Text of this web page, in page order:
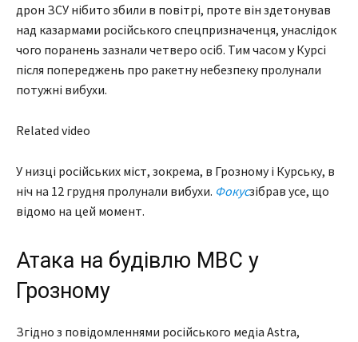
дрон ЗСУ нібито збили в повітрі, проте він здетонував
над казармами російського спецпризначенця, унаслідок
чого поранень зазнали четверо осіб. Тим часом у Курсі
після попереджень про ракетну небезпеку пролунали
потужні вибухи.
Related video
У низці російських міст, зокрема, в Грозному і Курську, в
ніч на 12 грудня пролунали вибухи. Фокусзібрав усе, що
відомо на цей момент.
Атака на будівлю МВС у
Грозному
Згідно з повідомленнями російського медіа Astra,